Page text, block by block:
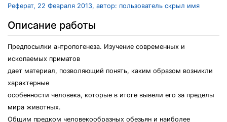
Реферат, 22 Февраля 2013, автор: пользователь скрыл имя
Описание работы
Предпосылки антропогенеза. Изучение современных и
ископаемых приматов
дает материал, позволяющий понять, каким образом возникли
характерные
особенности человека, которые в итоге вывели его за пределы
мира животных.
Общим предком человекообразных обезьян и наиболее